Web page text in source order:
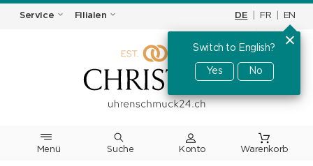
Service Filialen DE FR EN
Switch to English?
Yes No
Menü Suche Warenkorb